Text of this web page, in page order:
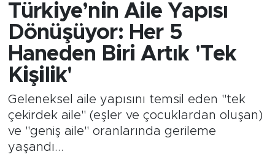
Türkiye’nin Aile Yapısı
Dönüşüyor: Her 5
Haneden Biri Artık 'Tek
Kişilik'
Geleneksel aile yapısını temsil eden "tek
çekirdek aile" (eşler ve çocuklardan oluşan)
ve "geniş aile" oranlarında gerileme
yaşandı...
MEDYA
FİNANS
DÜNYA
KARİKATÜR
Trafik Durumu
Süper Lig Puan Durumu ve Fikstür
Tüm Manşetler
Son Dakika Haberleri
Haber Arşivi